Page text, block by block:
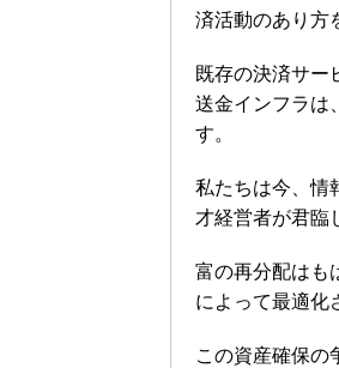
済活動のあり方
既存の決済サー
送金インフラは
す。
私たちは今、情
才経営者が君臨
富の再分配はも
によって最適化
この資産確保の